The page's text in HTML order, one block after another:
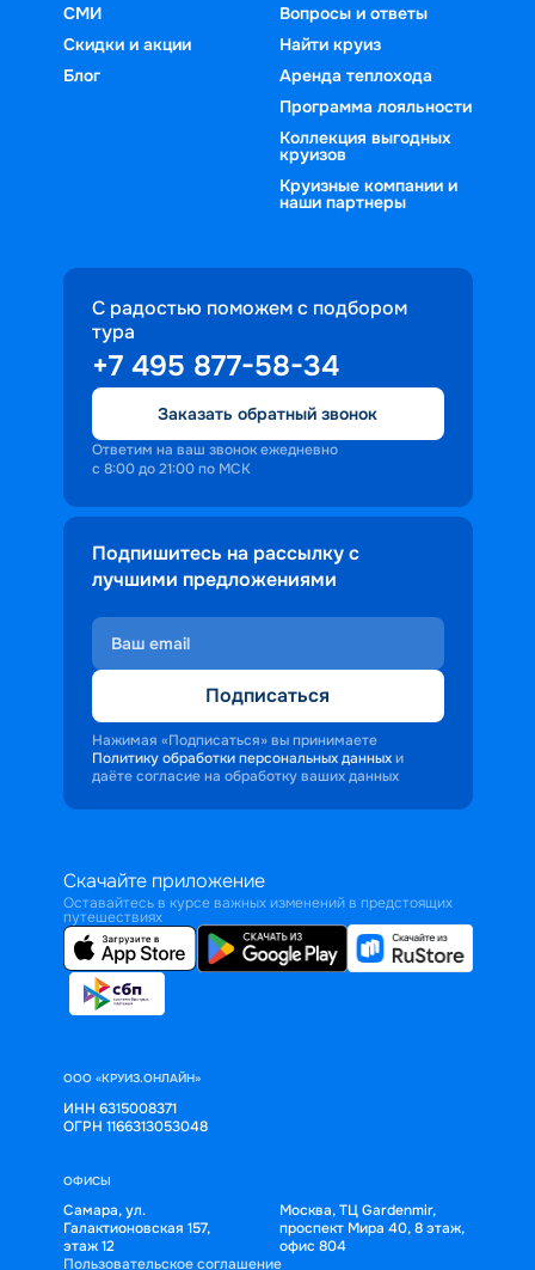
СМИ
Скидки и акции
Блог
Вопросы и ответы
Найти круиз
Аренда теплохода
Программа лояльности
Коллекция выгодных
круизов
Круизные компании и
наши партнеры
С радостью поможем с подбором
тура
+7 495 877-58-34
Заказать обратный звонок
Ответим на ваш звонок ежедневно
с 8:00 до 21:00 по МСК
Подпишитесь на рассылку с
лучшими предложениями
Подписаться
Нажимая «Подписаться» вы принимаете
Политику обработки персональных данных и
даёте согласие на обработку ваших данных
Скачайте приложение
Оставайтесь в курсе важных изменений в предстоящих
путешествиях
ООО «КРУИЗ.ОНЛАЙН»
ИНН 6315008371
ОГРН 1166313053048
ОФИСЫ
Самара, ул.
Галактионовская 157,
этаж 12
Москва, ТЦ Gardenmir,
проспект Мира 40, 8 этаж,
офис 804
Пользовательское соглашение